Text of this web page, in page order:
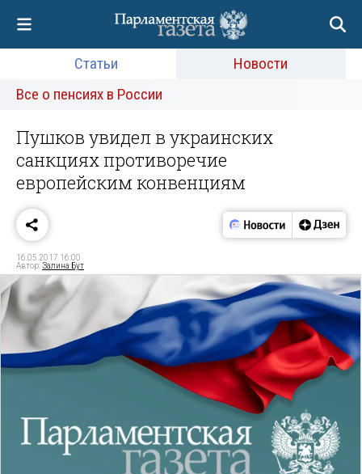
Статьи
Новости
Все о пенсиях в России
Пушков увидел в украинских
санкциях противоречие
европейским конвенциям
16.05.2017 16:00
Автор:Залина Бут